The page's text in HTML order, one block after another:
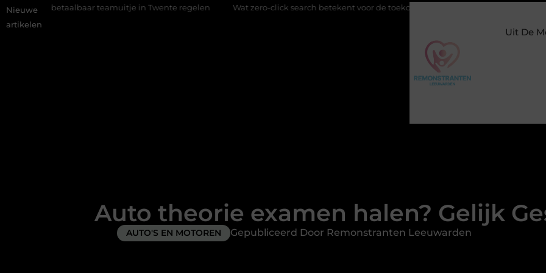
Nieuwe
artikelen
teamuitje in Twente regelen Wat zero-click search betekent voor de toekomst van online zichtbaarheid
Uit De
Auto theorie examen halen? Gelijk
AUTO'S EN MOTOREN Gepubliceerd Door Remonstranten Leeuwarden